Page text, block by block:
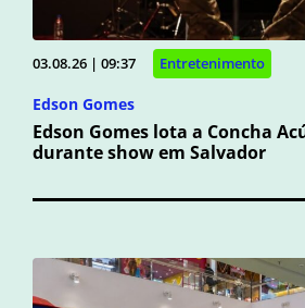
03.08.26 | 09:37 Entretenimento
Edson Gomes
Edson Gomes lota a Concha
durante show em Salvador